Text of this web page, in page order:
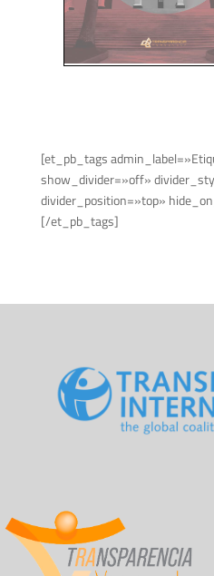
[et_pb_tags
show_divider=»off»
divider_position=»top»
[/et_pb_tags]